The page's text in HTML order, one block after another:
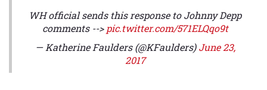
WH official sends this response to Johnny Depp
comments -->pic.twitter.com/571ELQqo9t
— Katherine Faulders (@KFaulders)June 23,
2017